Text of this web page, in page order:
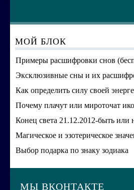
МОЙ БЛОК
Примеры расшифровки снов
Эксклюзивные сны и их
Как определить силу своей
Почему плачут или мироточат
Конец света 21.12.2012-быть или
Магическое и эзотерическое
Выбор подарка по знаку зодиака
МЫ ВКОНТАКТЕ